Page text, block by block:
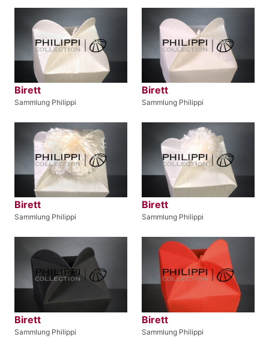
Birett
Sammlung Philippi
Birett
Sammlung Philippi
Birett
Sammlung Philippi
Birett
Sammlung Philippi
Birett
Sammlung Philippi
Birett
Sammlung Philippi